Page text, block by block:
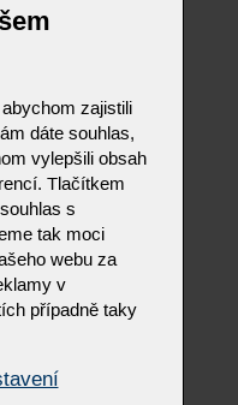
zajistili
dáte souhlas,
vylepšili obsah
Tlačítkem
s
tak moci
webu za
v
případně taky